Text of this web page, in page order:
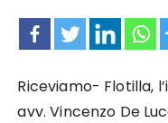
Riceviamo- Flotilla,
avv. Vincenzo De